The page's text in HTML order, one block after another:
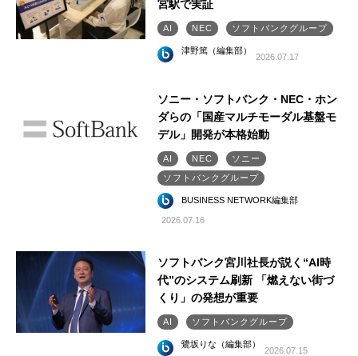
宮駅で実証
AI NEC ソフトバンクグループ
津野篤（編集部）
2026.07.17
ソニー・ソフトバンク・NEC・ホン
ダらの「国産マルチモーダル基盤モ
デル」開発が本格始動
AI NEC
ソニー
ソフトバンクグループ
BUSINESS NETWORK編集部
2026.07.16
ソフトバンク宮川社長が説く“AI時
代”のシステム刷新 「燃えない街づ
くり」の発想が重要
AI ソフトバンクグループ
鷺坂りな（編集部）
2026.07.15